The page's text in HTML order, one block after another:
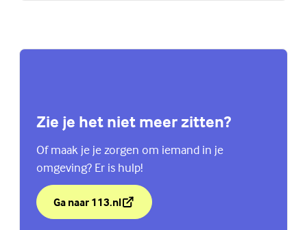
Zie je het niet meer zitten?
Of maak je je zorgen om iemand in je
omgeving? Er is hulp!
Ga naar 113.nl
over Zie je het niet meer zitten?
(Externe link)